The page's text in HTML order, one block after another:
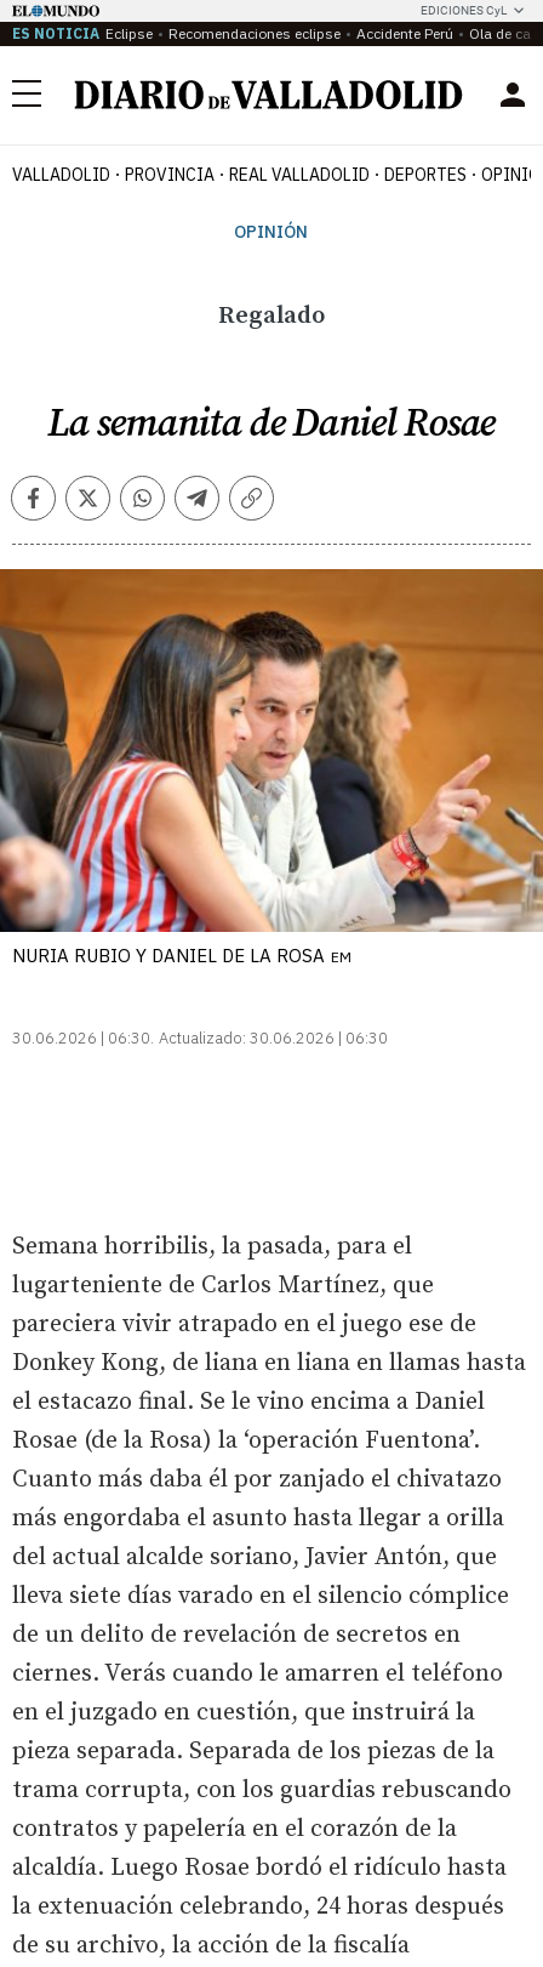
EDICIONES CyL
ES NOTICIA Eclipse Recomendaciones eclipse Accidente Perú Ola de
Menú
VALLADOLID PROVINCIA REAL VALLADOLID DEPORTES
OPINIÓN
Regalado
La semanita de Daniel Rosae
FacebookTwitterWhatsappTelegramCopiar
NURIA RUBIO Y DANIEL DE LA ROSA EM
30.06.2026 | 06:30 Actualizado: 30.06.2026 | 06:30
Semana horribilis, la pasada, para el
lugarteniente de Carlos Martínez, que
pareciera vivir atrapado en el juego ese de
Donkey Kong, de liana en liana en llamas hasta
el estacazo final. Se le vino encima a Daniel
Rosae (de la Rosa) la ‘operación Fuentona’.
Cuanto más daba él por zanjado el chivatazo
más engordaba el asunto hasta llegar a orilla
del actual alcalde soriano, Javier Antón, que
lleva siete días varado en el silencio cómplice
de un delito de revelación de secretos en
ciernes. Verás cuando le amarren el teléfono
en el juzgado en cuestión, que instruirá la
pieza separada. Separada de los piezas de la
trama corrupta, con los guardias rebuscando
contratos y papelería en el corazón de la
alcaldía. Luego Rosae bordó el ridículo hasta
la extenuación celebrando, 24 horas después
de su archivo, la acción de la fiscalía